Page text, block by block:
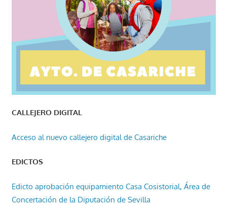
CALLEJERO DIGITAL
Acceso al nuevo callejero digital de Casariche
EDICTOS
Edicto aprobación equipamiento Casa Cosistorial, Área de
Concertación de la Diputación de Sevilla